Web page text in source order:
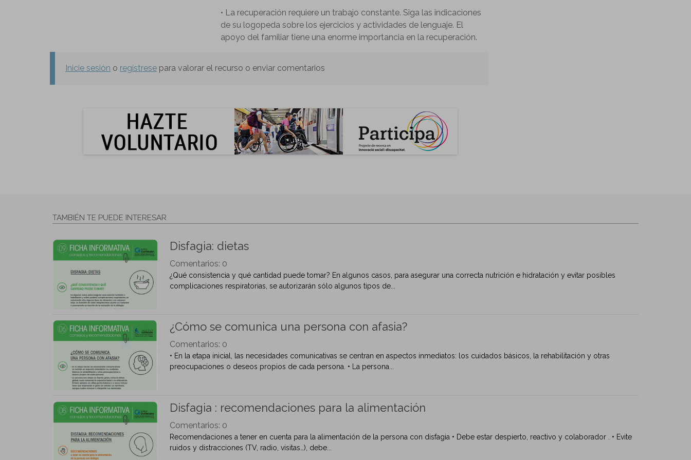
• La recuperación requiere un trabajo constante. Siga las indicaciones
de su logopeda sobre los ejercicios y actividades de lenguaje. El
apoyo del familiar tiene una enorme importancia en la recuperación.
Inicie sesión o regístrese para valorar el recurso o enviar comentarios
TAMBIÉN TE PUEDE INTERESAR
Disfagia: dietas
Comentarios: 0
¿Qué consistencia y qué cantidad puede tomar? En algunos casos, para asegurar una correcta nutrición e hidratación y evitar posibles
complicaciones respiratorias, se autorizarán sólo algunos tipos de...
¿Cómo se comunica una persona con afasia?
Comentarios: 0
• En la etapa inicial, las necesidades comunicativas se centran en aspectos inmediatos: los cuidados básicos, la rehabilitación y otras
preocupaciones o deseos propios de cada persona. • La persona...
Disfagia : recomendaciones para la alimentación
Comentarios: 0
Recomendaciones a tener en cuenta para la alimentación de la persona con disfagia • Debe estar despierto, reactivo y colaborador . • Evite
ruidos y distracciones (TV, radio, visitas…), debe...